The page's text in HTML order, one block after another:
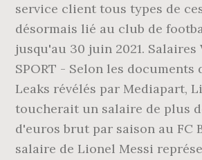
service client tous types de
désormais lié au club de
jusqu'au 30 juin 2021. Salaires
SPORT - Selon les documents
Leaks révélés par Mediapart,
toucherait un salaire de plus
d'euros brut par saison au FC
salaire de Lionel Messi